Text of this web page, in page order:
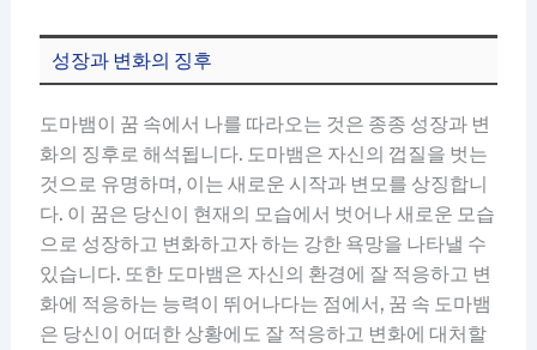
성장과 변화의 징후
도마뱀이 꿈 속에서 나를 따라오는 것은 종종 성장과 변
화의 징후로 해석됩니다. 도마뱀은 자신의 껍질을 벗는
것으로 유명하며, 이는 새로운 시작과 변모를 상징합니
다. 이 꿈은 당신이 현재의 모습에서 벗어나 새로운 모습
으로 성장하고 변화하고자 하는 강한 욕망을 나타낼 수
있습니다. 또한 도마뱀은 자신의 환경에 잘 적응하고 변
화에 적응하는 능력이 뛰어나다는 점에서, 꿈 속 도마뱀
은 당신이 어떠한 상황에도 잘 적응하고 변화에 대처할